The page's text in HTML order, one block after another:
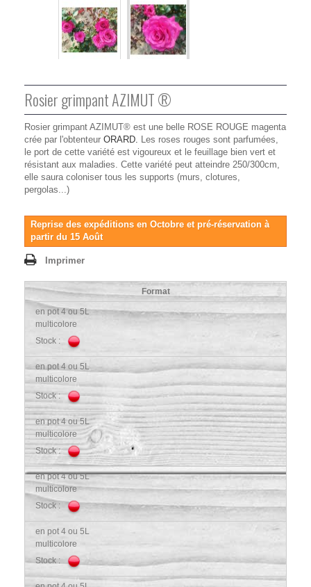
Rosier grimpant AZIMUT ®
Rosier grimpant AZIMUT® est une belle ROSE ROUGE magenta
crée par l'obtenteur ORARD. Les roses rouges sont parfumées,
le port de cette variété est vigoureux et le feuillage bien vert et
résistant aux maladies. Cette variété peut atteindre 250/300cm,
elle saura coloniser tous les supports (murs, clotures,
pergolas...)
Reprise des expéditions en Octobre et pré-réservation à
partir du 15 Août
Imprimer
Format
en pot 4 ou 5L
multicolore
Stock :
en pot 4 ou 5L
multicolore
Stock :
en pot 4 ou 5L
multicolore
Stock :
en pot 4 ou 5L
multicolore
Stock :
en pot 4 ou 5L
multicolore
Stock :